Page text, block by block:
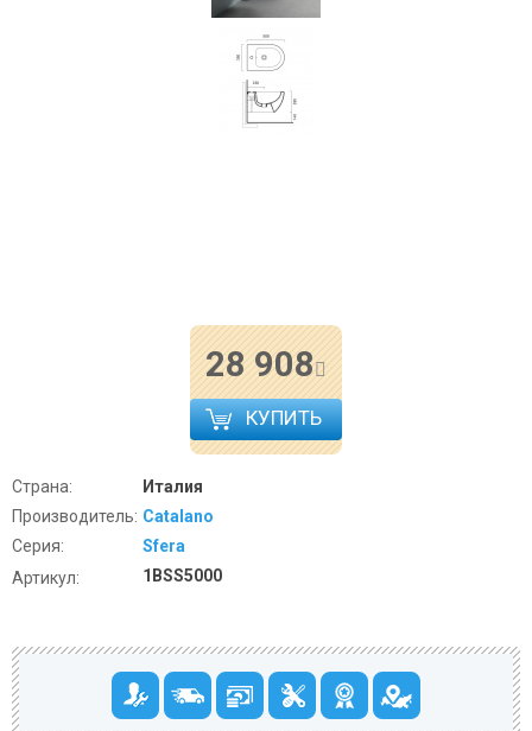
28 908
КУПИТЬ
Страна:
Италия
Производитель: Catalano
Серия:
Sfera
Артикул:
1BSS5000